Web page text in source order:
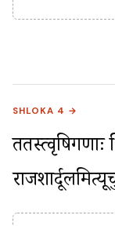
SHLOKA 4 →
ततस्त्वृषिगणाः